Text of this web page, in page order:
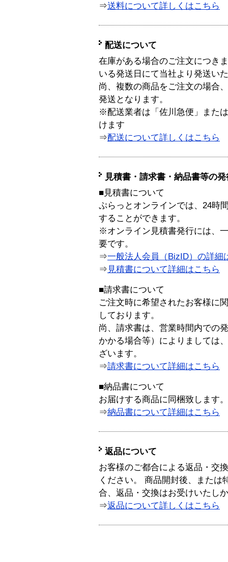
⇒送料について詳しくはこちら
配送について
在庫がある場合のご注文につき
いる発送日にて当社より発送い
尚、複数の商品をご注文の場合
発送となります。
※配送業者は「佐川急便」また
けます
⇒配送について詳しくはこちら
見積書・請求書・納品書等の
■見積書について
ぷらっとオンラインでは、24時
することができます。
※オンライン見積書発行には、
要です。
⇒一般法人会員（BizID）の詳細
⇒ 見積書について詳細はこちら
■請求書について
ご注文時に希望されたお客様に
しております。
尚、請求書は、営業時間内での
かかる場合等）によりましては
ざいます。
⇒請求書について詳細はこちら
■納品書について
お届けする商品に同梱致します。
⇒納品書について詳細はこちら
返品について
お客様のご都合による返品・交
ください。 商品開封後、または
合、返品・交換はお受けいたし
⇒返品について詳しくはこちら